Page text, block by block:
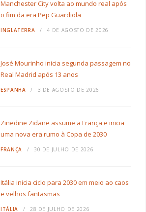
Manchester City volta ao mundo real após
o fim da era Pep Guardiola
INGLATERRA 4 DE AGOSTO DE 2026
José Mourinho inicia segunda passagem no
Real Madrid após 13 anos
ESPANHA 3 DE AGOSTO DE 2026
Zinedine Zidane assume a França e inicia
uma nova era rumo à Copa de 2030
FRANÇA 30 DE JULHO DE 2026
Itália inicia ciclo para 2030 em meio ao caos
e velhos fantasmas
ITÁLIA 28 DE JULHO DE 2026